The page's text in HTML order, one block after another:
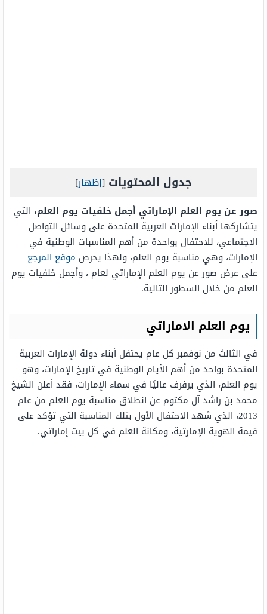
جدول المحتويات [إظهار]
صور عن يوم العلم الإماراتي أجمل خلفيات يوم العلم، التي
يتشاركها أبناء الإمارات العربية المتحدة على وسائل التواصل
الاجتماعي، للاحتفال بواحدة من أهم المناسبات الوطنية في
الإمارات، وهي مناسبة يوم العلم، ولهذا يحرص موقع المرجع
على عرض صور عن يوم العلم الإماراتي لعام ، وأجمل خلفيات يوم
العلم من خلال السطور التالية.
يوم العلم الاماراتي
في الثالث من نوفمبر كل عام يحتفل أبناء دولة الإمارات العربية
المتحدة بواحد من أهم الأيام الوطنية في تاريخ الإمارات، وهو
يوم العلم، الذي يرفرف عاليًا في سماء الإمارات، فقد أعلن الشيخ
محمد بن راشد آل مكتوم عن انطلاق مناسبة يوم العلم من عام
2013، الذي شهد الاحتفال الأول بتلك المناسبة التي تؤكد على
قيمة الهوية الإمارتية، ومكانة العلم في كل بيت إماراتي.